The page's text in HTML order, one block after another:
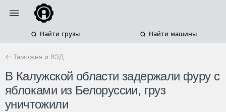
Найти грузы Найти машины
← Таможня и ВЭД
В Калужской области задержали фуру с
яблоками из Белоруссии, груз
уничтожили